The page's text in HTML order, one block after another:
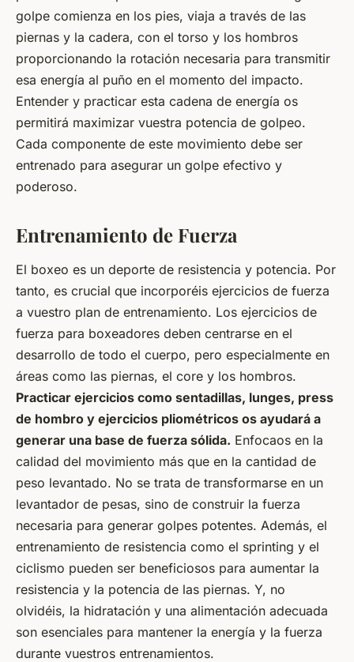
golpe comienza en los pies, viaja a través de las
piernas y la cadera, con el torso y los hombros
proporcionando la rotación necesaria para transmitir
esa energía al puño en el momento del impacto.
Entender y practicar esta cadena de energía os
permitirá maximizar vuestra potencia de golpeo.
Cada componente de este movimiento debe ser
entrenado para asegurar un golpe efectivo y
poderoso.
Entrenamiento de Fuerza
El boxeo es un deporte de resistencia y potencia. Por
tanto, es crucial que incorporéis ejercicios de fuerza
a vuestro plan de entrenamiento. Los ejercicios de
fuerza para boxeadores deben centrarse en el
desarrollo de todo el cuerpo, pero especialmente en
áreas como las piernas, el core y los hombros.
Practicar ejercicios como sentadillas, lunges, press
de hombro y ejercicios pliométricos os ayudará a
generar una base de fuerza sólida. Enfocaos en la
calidad del movimiento más que en la cantidad de
peso levantado. No se trata de transformarse en un
levantador de pesas, sino de construir la fuerza
necesaria para generar golpes potentes. Además, el
entrenamiento de resistencia como el sprinting y el
ciclismo pueden ser beneficiosos para aumentar la
resistencia y la potencia de las piernas. Y, no
olvidéis, la hidratación y una alimentación adecuada
son esenciales para mantener la energía y la fuerza
durante vuestros entrenamientos.